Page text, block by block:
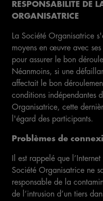
RESPONSABILITE DE
ORGANISATRICE
La Société Organisatrice
moyens en œuvre avec
pour assurer le bon
Néanmoins, si une
affectait le bon
conditions indépendantes
Organisatrice, cette
l'égard des participants.
Problèmes de
Il est rappelé que
Société Organisatrice ne
responsable de la
de l’intrusion d’un tiers